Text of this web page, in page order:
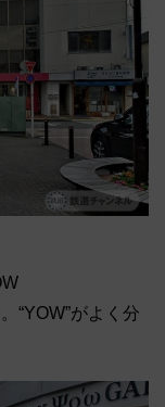
“YOW”がよく分